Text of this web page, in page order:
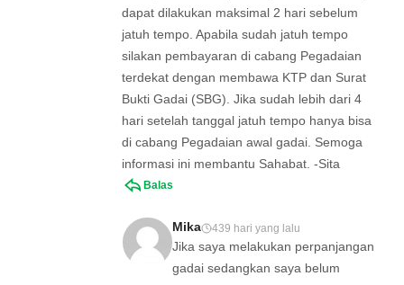
dapat dilakukan maksimal 2 hari sebelum
jatuh tempo. Apabila sudah jatuh tempo
silakan pembayaran di cabang Pegadaian
terdekat dengan membawa KTP dan Surat
Bukti Gadai (SBG). Jika sudah lebih dari 4
hari setelah tanggal jatuh tempo hanya bisa
di cabang Pegadaian awal gadai. Semoga
informasi ini membantu Sahabat. -Sita
Balas
Mika 439 hari yang lalu
Jika saya melakukan perpanjangan
gadai sedangkan saya belum